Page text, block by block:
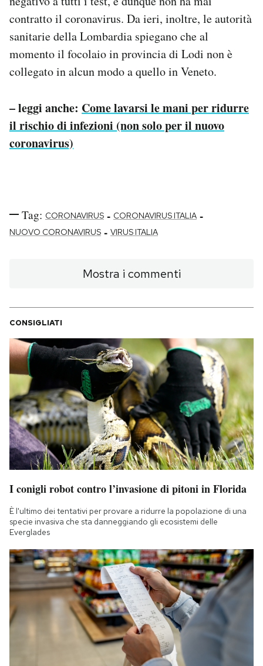
contratto il coronavirus. Da ieri, inoltre, le autorità
sanitarie della Lombardia spiegano che al
momento il focolaio in provincia di Lodi non è
collegato in alcun modo a quello in Veneto.
– leggi anche: Come lavarsi le mani per ridurre
il rischio di infezioni (non solo per il nuovo
coronavirus)
Tag: CORONAVIRUS - CORONAVIRUS ITALIA -
NUOVO CORONAVIRUS - VIRUS ITALIA
Mostra i commenti
CONSIGLIATI
I conigli robot contro l’invasione di pitoni in Florida
È l'ultimo dei tentativi per provare a ridurre la popolazione di una
specie invasiva che sta danneggiando gli ecosistemi delle
Everglades